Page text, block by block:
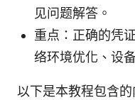
见问题解答。
重点：正确的凭
络环境优化、设
以下是本教程包含